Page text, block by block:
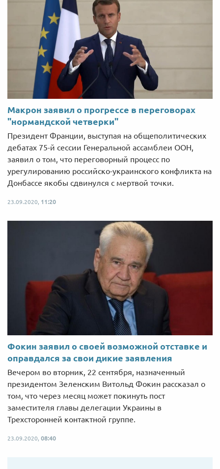
Макрон заявил о прогрессе в переговорах
"нормандской четверки"
Президент Франции, выступая на общеполитических
дебатах 75-й сессии Генеральной ассамблеи ООН,
заявил о том, что переговорный процесс по
урегулированию российско-украинского конфликта на
Донбассе якобы сдвинулся с мертвой точки.
23.09.2020, 11:20
Фокин заявил о своей возможной отставке и
оправдался за свои дикие заявления
Вечером во вторник, 22 сентября, назначенный
президентом Зеленским Витольд Фокин рассказал о
том, что через месяц может покинуть пост
заместителя главы делегации Украины в
Трехсторонней контактной группе.
23.09.2020, 08:40